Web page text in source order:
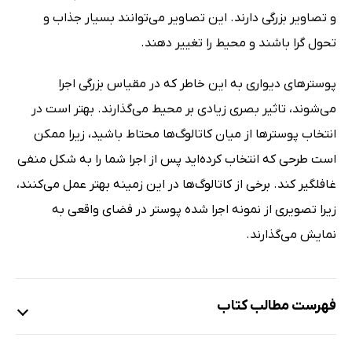
و تصاویر بزرگی دارند. این تصاویر می‌توانند بسیار جذاب و
تحول گرا باشند و محیط را تغییر دهند.
پوسترهای دیواری به این خاطر که در مقیاس بزرگی اجرا
می‌شوند، تاثیر بصری زیادی بر محیط می‌گذارند. بهتر است در
انتخاب پوسترها از میان کاتالوگ‌ها محتاط باشید، زیرا ممکن
است طرحی که انتخاب کرده‌اید پس از اجرا شما را به شکل منفی
غافلگیر کند. برخی از کاتالوگ‌ها در این زمینه بهتر عمل می‌کنند،
زیرا تصویری از نمونه اجرا شده پوستر در فضای واقعی به
نمایش می‌گذارند.
فهرست مطالب کتاب